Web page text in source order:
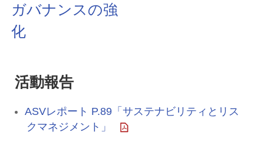
ガバナンスの強
化
活動報告
ASVレポート P.89「サステナビリティとリス
クマネジメント」